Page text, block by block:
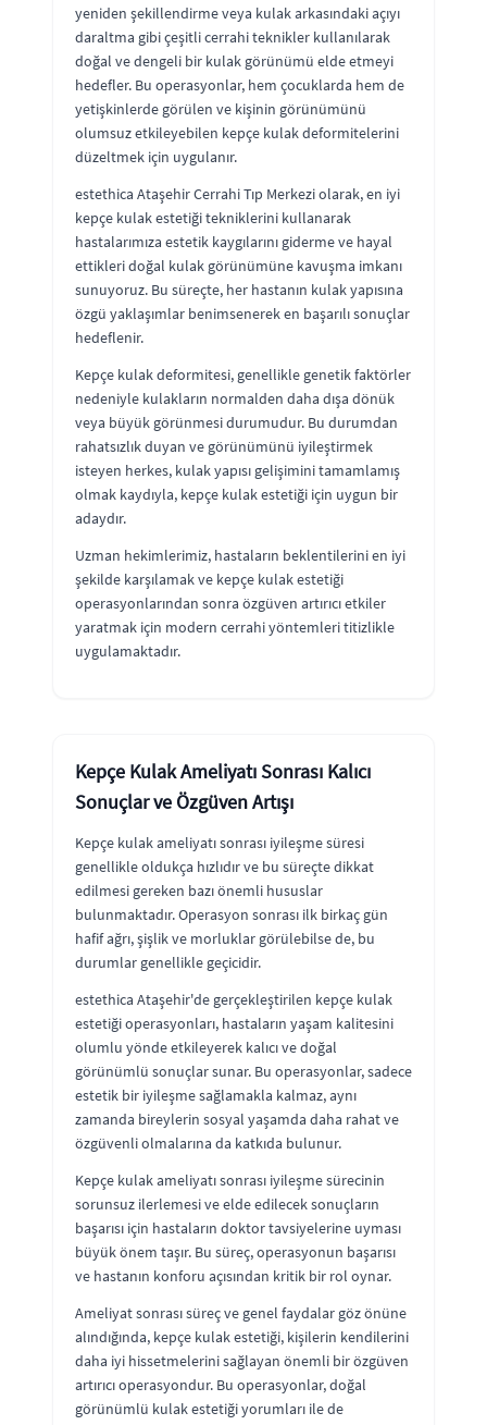
yeniden şekillendirme veya kulak arkasındaki açıyı
daraltma gibi çeşitli cerrahi teknikler kullanılarak
doğal ve dengeli bir kulak görünümü elde etmeyi
hedefler. Bu operasyonlar, hem çocuklarda hem de
yetişkinlerde görülen ve kişinin görünümünü
olumsuz etkileyebilen kepçe kulak deformitelerini
düzeltmek için uygulanır.
estethica Ataşehir Cerrahi Tıp Merkezi olarak, en iyi
kepçe kulak estetiği tekniklerini kullanarak
hastalarımıza estetik kaygılarını giderme ve hayal
ettikleri doğal kulak görünümüne kavuşma imkanı
sunuyoruz. Bu süreçte, her hastanın kulak yapısına
özgü yaklaşımlar benimsenerek en başarılı sonuçlar
hedeflenir.
Kepçe kulak deformitesi, genellikle genetik faktörler
nedeniyle kulakların normalden daha dışa dönük
veya büyük görünmesi durumudur. Bu durumdan
rahatsızlık duyan ve görünümünü iyileştirmek
isteyen herkes, kulak yapısı gelişimini tamamlamış
olmak kaydıyla, kepçe kulak estetiği için uygun bir
adaydır.
Uzman hekimlerimiz, hastaların beklentilerini en iyi
şekilde karşılamak ve kepçe kulak estetiği
operasyonlarından sonra özgüven artırıcı etkiler
yaratmak için modern cerrahi yöntemleri titizlikle
uygulamaktadır.
Kepçe Kulak Ameliyatı Sonrası Kalıcı
Sonuçlar ve Özgüven Artışı
Kepçe kulak ameliyatı sonrası iyileşme süresi
genellikle oldukça hızlıdır ve bu süreçte dikkat
edilmesi gereken bazı önemli hususlar
bulunmaktadır. Operasyon sonrası ilk birkaç gün
hafif ağrı, şişlik ve morluklar görülebilse de, bu
durumlar genellikle geçicidir.
estethica Ataşehir'de gerçekleştirilen kepçe kulak
estetiği operasyonları, hastaların yaşam kalitesini
olumlu yönde etkileyerek kalıcı ve doğal
görünümlü sonuçlar sunar. Bu operasyonlar, sadece
estetik bir iyileşme sağlamakla kalmaz, aynı
zamanda bireylerin sosyal yaşamda daha rahat ve
özgüvenli olmalarına da katkıda bulunur.
Kepçe kulak ameliyatı sonrası iyileşme sürecinin
sorunsuz ilerlemesi ve elde edilecek sonuçların
başarısı için hastaların doktor tavsiyelerine uyması
büyük önem taşır. Bu süreç, operasyonun başarısı
ve hastanın konforu açısından kritik bir rol oynar.
Ameliyat sonrası süreç ve genel faydalar göz önüne
alındığında, kepçe kulak estetiği, kişilerin kendilerini
daha iyi hissetmelerini sağlayan önemli bir özgüven
artırıcı operasyondur. Bu operasyonlar, doğal
görünümlü kulak estetiği yorumları ile de